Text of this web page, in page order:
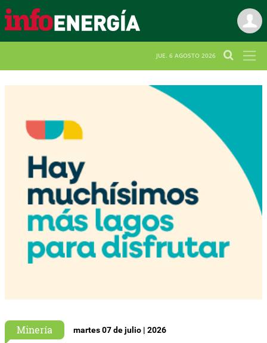
JUE. 6 AGOSTO 2026
Minería martes 07 de julio | 2026